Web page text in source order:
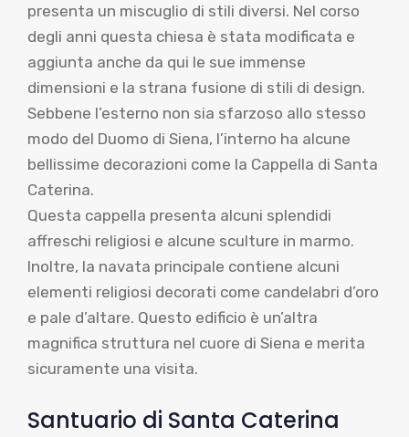
presenta un miscuglio di stili diversi. Nel corso
degli anni questa chiesa è stata modificata e
aggiunta anche da qui le sue immense
dimensioni e la strana fusione di stili di design.
Sebbene l’esterno non sia sfarzoso allo stesso
modo del Duomo di Siena, l’interno ha alcune
bellissime decorazioni come la Cappella di Santa
Caterina.
Questa cappella presenta alcuni splendidi
affreschi religiosi e alcune sculture in marmo.
Inoltre, la navata principale contiene alcuni
elementi religiosi decorati come candelabri d’oro
e pale d’altare. Questo edificio è un’altra
magnifica struttura nel cuore di Siena e merita
sicuramente una visita.
Santuario di Santa Caterina